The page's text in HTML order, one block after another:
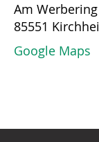
Am
85551
Google Maps